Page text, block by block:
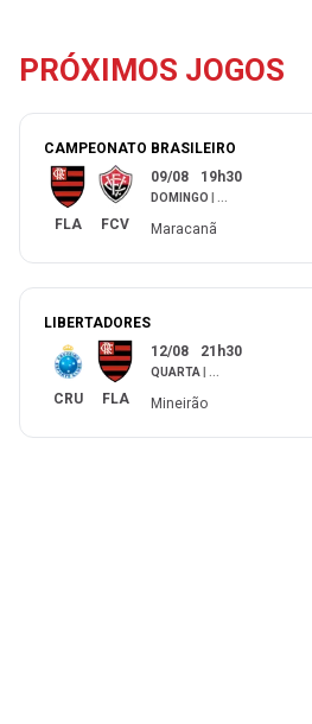
PRÓXIMOS JOGOS
CAMPEONATO BRASILEIRO
FLA FCV
09/08 19h30
DOMINGO
Maracanã
LIBERTADORES
CRU FLA
12/08 21h30
QUARTA
Mineirão